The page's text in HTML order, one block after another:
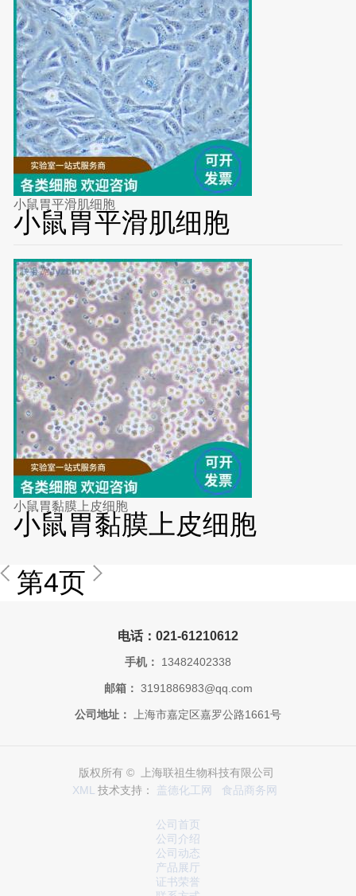
小鼠胃平滑肌细胞
小鼠胃平滑肌细胞
小鼠胃黏膜上皮细胞
小鼠胃黏膜上皮细胞
第4页
电话：021-61210612
手机： 13482402338
邮箱： 3191886983@qq.com
公司地址： 上海市嘉定区嘉罗公路1661号
版权所有 © 上海联祖生物科技有限公司
XML 技术支持： 盖德化工网 食品商务网
公司首页
公司介绍
公司动态
产品展厅
证书荣誉